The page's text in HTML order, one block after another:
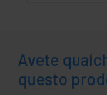
Avete
questo